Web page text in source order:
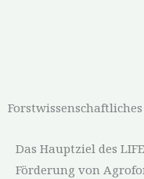
Das Hauptziel des
Förderung von